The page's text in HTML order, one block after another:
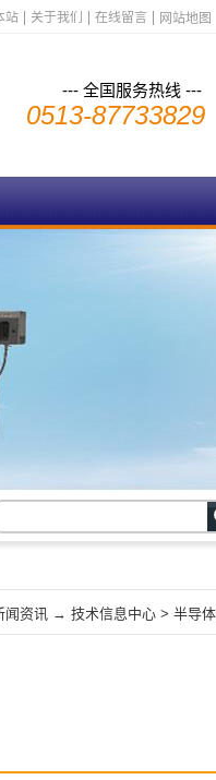
站 关于我们 在线留言 网站地图
--- 全国服务热线 ---
0513-87733829
闻资讯 → 技术信息中心 > 半导